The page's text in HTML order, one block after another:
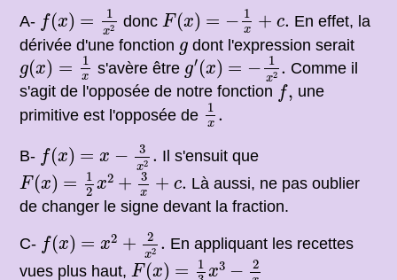
A- f(x) = 1
x2
( x = 2
donc F(x) = − 1
x + c.
F( x )= +
En effet, la
dérivée d'une fonction g
g dont l'expression serait
g(x) = 1
x
g(x)=1 x
s'avère être g′(x) = − 1
x2 .
g′(x)= −1x2.
Comme il
s'agit de l'opposée de notre fonction f,
f, une
primitive est l'opposée de
1
x .
1 x.
B- f(x) = x − 3
x2 .
(x =
Il s'ensuit que
F(x) =
1
2 x2 + 3
x + c.
F(x )= 1 x + x+c
Là aussi, ne pas oublier
de changer le signe devant la fraction.
C- f(x) = x2 + 2
x2 .
(x = 2
En appliquant les recettes
vues plus haut,F(x) =
1 x3 − 2
F(x )= x 3 − 2